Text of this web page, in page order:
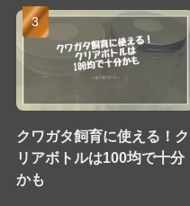
クワガタ飼育に使える！ク
リアボトルは100均で十分
かも